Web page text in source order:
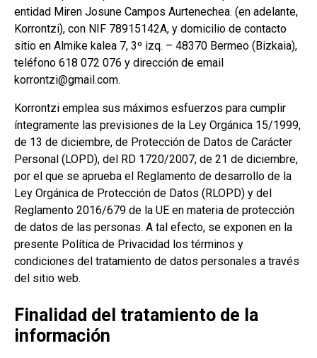
entidad Miren Josune Campos Aurtenechea. (en adelante,
Korrontzi), con NIF 78915142A, y domicilio de contacto
sitio en Almike kalea 7, 3º izq. – 48370 Bermeo (Bizkaia),
teléfono 618 072 076 y dirección de email
korrontzi@gmail.com​.
Korrontzi emplea sus máximos esfuerzos para cumplir
íntegramente las previsiones de la Ley Orgánica 15/1999,
de 13 de diciembre, de Protección de Datos de Carácter
Personal (LOPD), del RD 1720/2007, de 21 de diciembre,
por el que se aprueba el Reglamento de desarrollo de la
Ley Orgánica de Protección de Datos (RLOPD) y del
Reglamento 2016/679 de la UE en materia de protección
de datos de las personas. A tal efecto, se exponen en la
presente Política de Privacidad los términos y
condiciones del tratamiento de datos personales a través
del sitio web.
Finalidad del tratamiento de la
información